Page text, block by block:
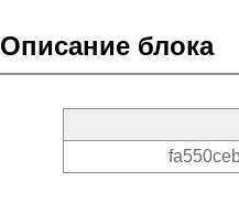
Описание блока